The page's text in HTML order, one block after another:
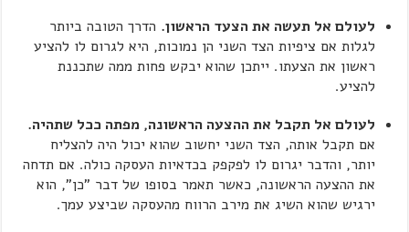
לעולם אל תעשה את הצעד הראשון. הדרך הטובה ביותר
לגלות אם ציפיות הצד השני הן נמוכות, היא לגרום לו להציע
ראשון את הצעתו. ייתכן שהוא יבקש פחות ממה שתכננת
להציע.
לעולם אל תקבל את ההצעה הראשונה, מפתה ככל שתהיה.
אם תקבל אותה, הצד השני יחשוב שהוא יכול היה להצליח
יותר, והדבר יגרום לו לפקפק בכדאיות העסקה כולה. אם תדחה
את ההצעה הראשונה, כאשר תאמר בסופו של דבר "כן", הוא
ירגיש שהוא השיג את מירב הרווח מהעסקה שביצע עמך.